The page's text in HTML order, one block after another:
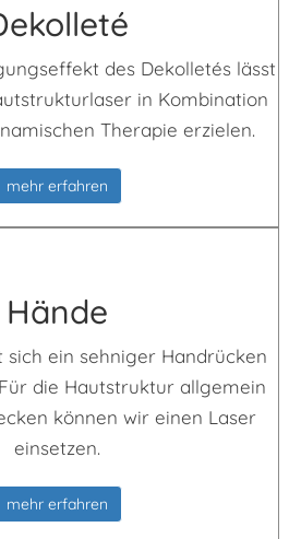
des Dekolletés lässt
in Kombination
Therapie erzielen.
mehr erfahren
Hände
sich ein sehniger Handrücken
die Hautstruktur allgemein
können wir einen Laser
einsetzen.
mehr erfahren